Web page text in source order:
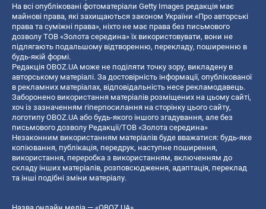
На всі опубліковані фотоматеріали Getty Images редакція має
майнові права, які захищаються законом України «Про авторські
права та суміжні права», ніхто не має права без письмового
дозволу ТОВ «Золота середина» їх використовувати, вони не
підлягають подальшому відтворенню, перекладу, поширенню в
будь-якій формі.
Редакція OBOZ.UA може не поділяти точку зору, викладену в
авторському матеріалі. За достовірність інформації, опублікованої
в рекламних матеріалах, відповідальність несе рекламодавець.
Заборонено використання матеріалів розміщених на цьому сайті,
хоч із зазначенням гіперпосилання на сторінку цього сайту,
логотипу OBOZ.UA або будь-якого іншого згадування, але без
письмового дозволу Редакції/ТОВ «Золота середина»
Незаконним використанням матеріалів буде вважатися: будь-яке
копiювання, публiкацiя, передрук, наступне поширення,
використання, переробка з використанням, включенням до
складу інших матеріалів, розповсюдження, адаптація, переклад
та інші подібні зміни матеріалу.